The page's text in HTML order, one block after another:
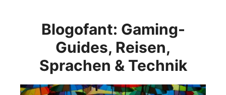
Blogofant: Gaming-
Guides, Reisen,
Sprachen & Technik